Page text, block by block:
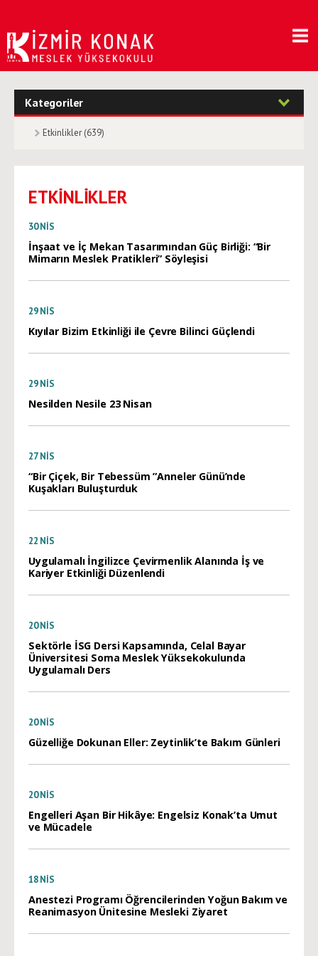
Kategoriler
Etkinlikler (639)
ETKİNLİKLER
30 NIS
İnşaat ve İç Mekan Tasarımından Güç Birliği: “Bir
Mimarın Meslek Pratikleri” Söyleşisi
29 NIS
Kıyılar Bizim Etkinliği ile Çevre Bilinci Güçlendi
29 NIS
Nesilden Nesile 23 Nisan
27 NIS
“Bir Çiçek, Bir Tebessüm ”Anneler Günü’nde
Kuşakları Buluşturduk
22 NIS
Uygulamalı İngilizce Çevirmenlik Alanında İş ve
Kariyer Etkinliği Düzenlendi
20 NIS
Sektörle İSG Dersi Kapsamında, Celal Bayar
Üniversitesi Soma Meslek Yüksekokulunda
Uygulamalı Ders
20 NIS
Güzelliğe Dokunan Eller: Zeytinlik’te Bakım Günleri
20 NIS
Engelleri Aşan Bir Hikâye: Engelsiz Konak’ta Umut
ve Mücadele
18 NIS
Anestezi Programı Öğrencilerinden Yoğun Bakım ve
Reanimasyon Ünitesine Mesleki Ziyaret